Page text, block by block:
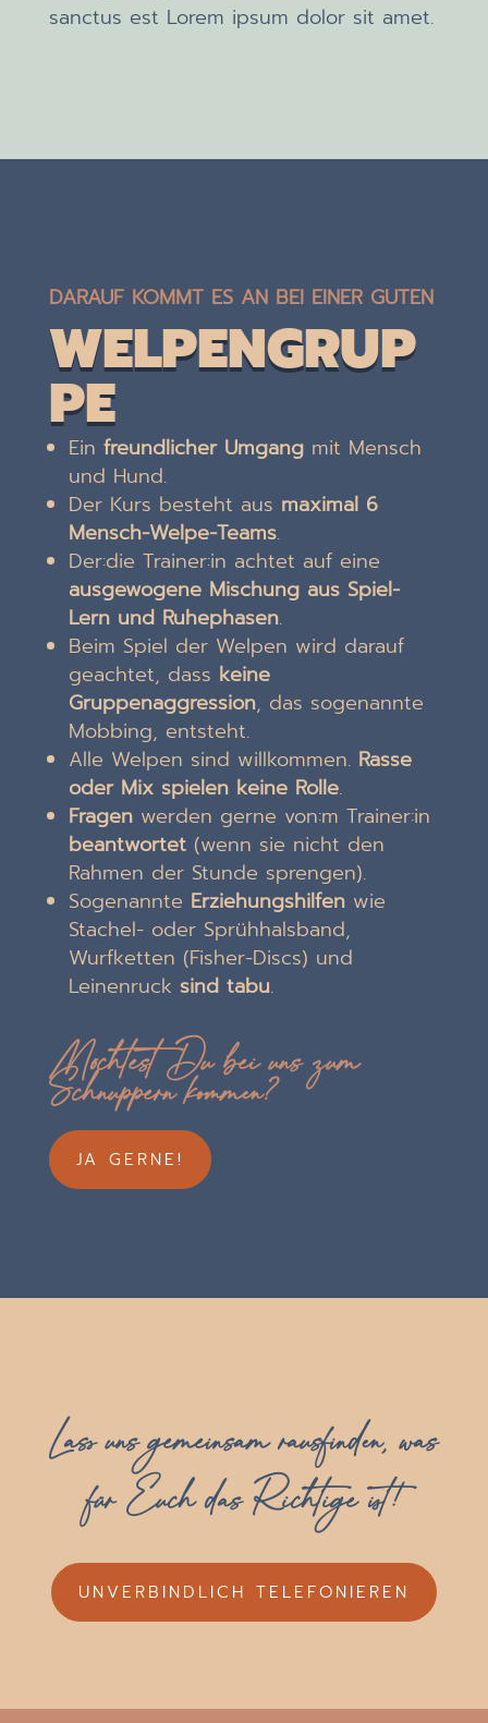
sanctus est Lorem ipsum dolor sit amet.
DARAUF KOMMT ES AN BEI EINER GUTEN
WELPENGRUP
PE
Ein freundlicher Umgangmit Mensch
und Hund.
Der Kurs besteht aus maximal 6
Mensch-Welpe-Teams.
Der:die Trainer:in achtet auf eine
ausgewogene Mischung aus Spiel-
Lern und Ruhephasen.
Beim Spiel der Welpen wird darauf
geachtet, dass keine
Gruppenaggression, das sogenannte
Mobbing, entsteht.
Alle Welpen sind willkommen. Rasse
oder Mix spielen keine Rolle.
Fragenwerden gerne von:m Trainer:in
beantwortet(wenn sie nicht den
Rahmen der Stunde sprengen).
Sogenannte Erziehungshilfenwie
Stachel- oder Sprühhalsband,
Wurfketten (Fisher-Discs) und
Leinenruck sind tabu.
Möchtest Du bei uns zum
Schnuppern kommen?
JA GERNE!
Lass uns gemeinsam rausfinden, was
für Euch das Richtige ist!
UNVERBINDLICH TELEFONIEREN